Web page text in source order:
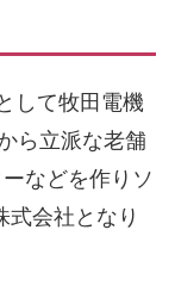
して牧田電機
ら立派な老舗
などを作りソ
式会社となり